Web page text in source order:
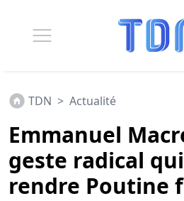
TDN > Actualité
Emmanuel
geste radical
rendre Poutine